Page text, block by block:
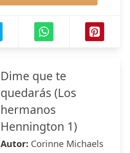
Dime que te
quedarás (Los
hermanos
Hennington 1)
Autor: Corinne Michaels